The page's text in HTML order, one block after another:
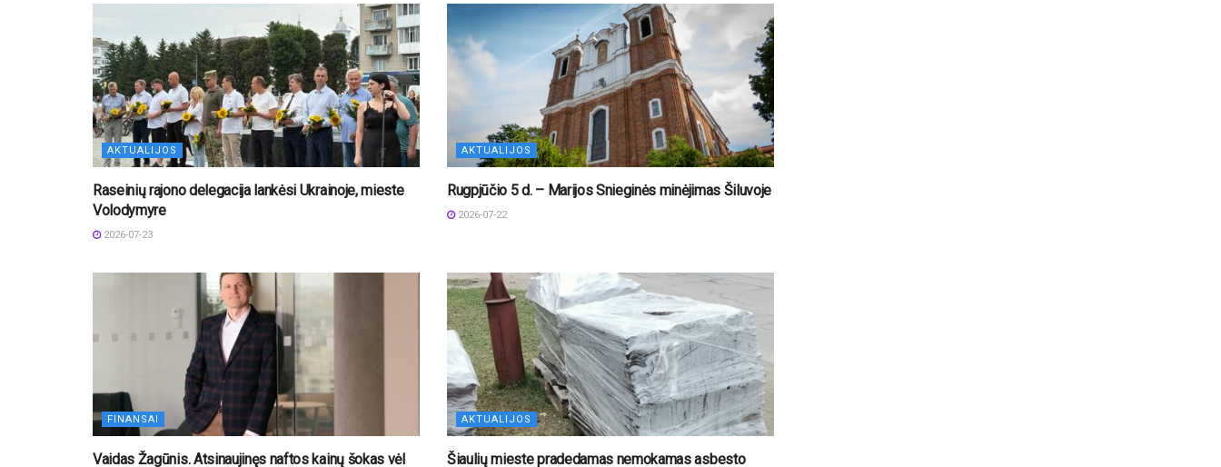
AKTUALIJOS
Raseinių rajono delegacija lankėsi Ukrainoje, mieste
Volodymyre
2026-07-23
AKTUALIJOS
Rugpjūčio 5 d. – Marijos Snieginės minėjimas Šiluvoje
2026-07-22
FINANSAI
Vaidas Žagūnis. Atsinaujinęs naftos kainų šokas vėl
AKTUALIJOS
Šiaulių mieste pradedamas nemokamas asbesto